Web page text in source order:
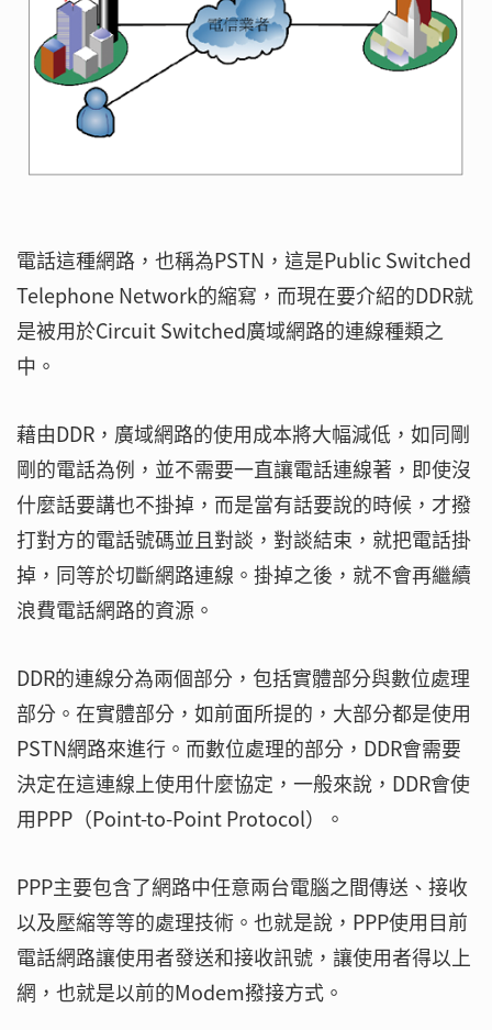
電話這種網路，也稱為PSTN，這是Public Switched
Telephone Network的縮寫，而現在要介紹的DDR就
是被用於Circuit Switched廣域網路的連線種類之
中。
藉由DDR，廣域網路的使用成本將大幅減低，如同剛
剛的電話為例，並不需要一直讓電話連線著，即使沒
什麼話要講也不掛掉，而是當有話要說的時候，才撥
打對方的電話號碼並且對談，對談結束，就把電話掛
掉，同等於切斷網路連線。掛掉之後，就不會再繼續
浪費電話網路的資源。
DDR的連線分為兩個部分，包括實體部分與數位處理
部分。在實體部分，如前面所提的，大部分都是使用
PSTN網路來進行。而數位處理的部分，DDR會需要
決定在這連線上使用什麼協定，一般來說，DDR會使
用PPP（Point-to-Point Protocol）。
PPP主要包含了網路中任意兩台電腦之間傳送、接收
以及壓縮等等的處理技術。也就是說，PPP使用目前
電話網路讓使用者發送和接收訊號，讓使用者得以上
網，也就是以前的Modem撥接方式。